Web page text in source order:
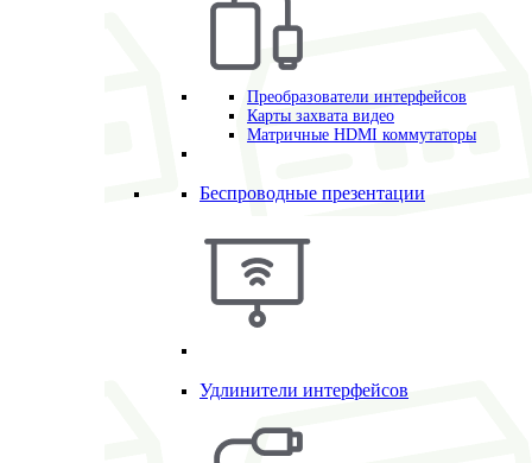
Преобразователи интерфейсов
Карты захвата видео
Матричные HDMI коммутаторы
Беспроводные презентации
Удлинители интерфейсов